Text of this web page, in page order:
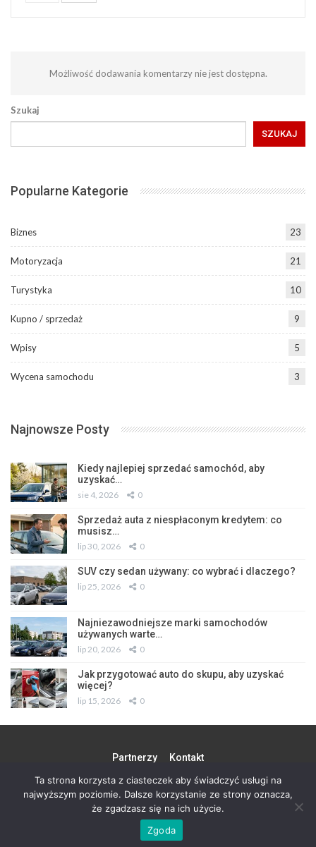
Możliwość dodawania komentarzy nie jest dostępna.
Szukaj
SZUKAJ
Popularne Kategorie
Biznes 23
Motoryzacja 21
Turystyka 10
Kupno / sprzedaż 9
Wpisy 5
Wycena samochodu 3
Najnowsze Posty
Kiedy najlepiej sprzedać samochód, aby
uzyskać…
sie 4, 2026 0
Sprzedaż auta z niespłaconym kredytem: co
musisz…
lip 30, 2026 0
SUV czy sedan używany: co wybrać i dlaczego?
lip 25, 2026 0
Najniezawodniejsze marki samochodów
używanych warte…
lip 20, 2026 0
Jak przygotować auto do skupu, aby uzyskać
więcej?
lip 15, 2026 0
Partnerzy Kontakt
© 2026 - Wszystkie prawa zastrzeżone. Design byS 90
Ta strona korzysta z ciasteczek aby świadczyć usługi na
najwyższym poziomie. Dalsze korzystanie ze strony oznacza,
że zgadzasz się na ich użycie.
Zgoda